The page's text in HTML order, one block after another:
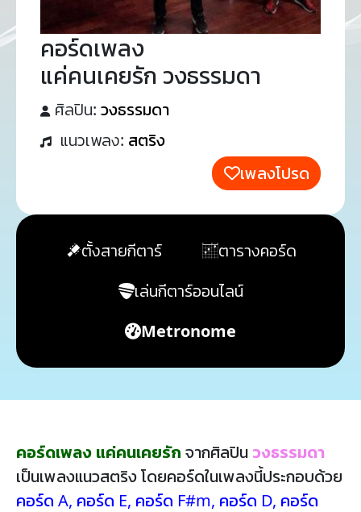
คอร์ดเพลง
แค่คนเคยรัก วงธรรมดา
ศิลปิน: วงธรรมดา
แนวเพลง: สตริง
เพลงโปรด
ตั้งสายกีตาร์
ตารางคอร์ด
เล่นกีตาร์ออนไลน์
Metronome
คอร์ดเพลง แค่คนเคยรัก จากศิลปิน วงธรรมดา
เป็นเพลงแนวสตริง โดยคอร์ดในเพลงนี้ประกอบด้วย
คอร์ด A, คอร์ด E, คอร์ด F#m, คอร์ด D, คอร์ด